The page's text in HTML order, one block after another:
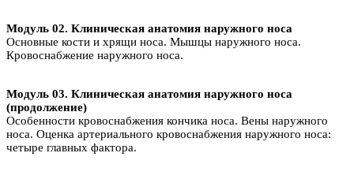
Модуль 02. Клиническая анатомия наружного носа
Основные кости и хрящи носа. Мышцы наружного носа.
Кровоснабжение наружного носа.
Модуль 03. Клиническая анатомия наружного носа
(продолжение)
Особенности кровоснабжения кончика носа. Вены наружного
носа. Оценка артериального кровоснабжения наружного носа:
четыре главных фактора.